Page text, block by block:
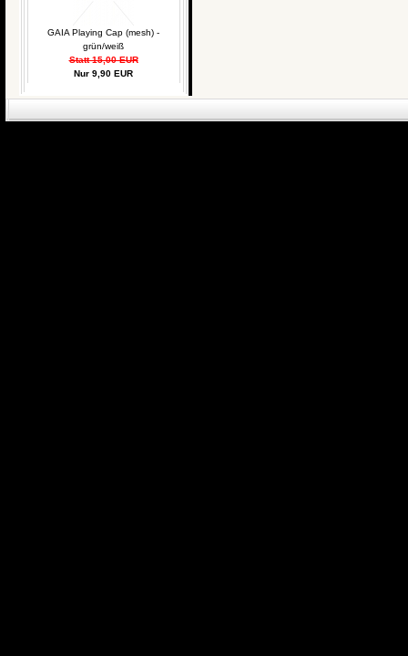
GAIA Playing Cap (mesh) -
grün/weiß
Statt 15,00 EUR
Nur 9,90 EUR